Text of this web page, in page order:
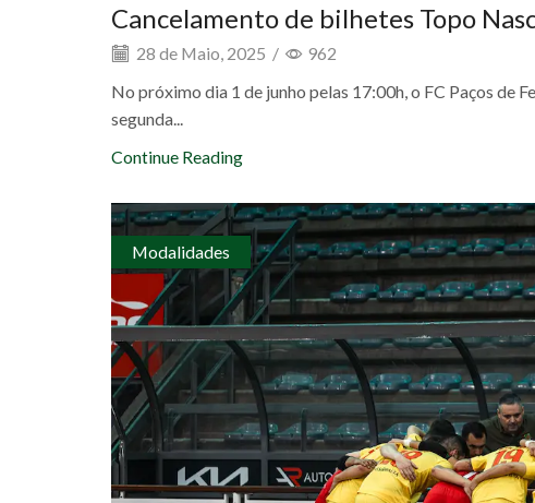
Cancelamento de bilhetes Topo
28 de Maio, 2025 /
962
No próximo dia 1 de junho pelas 17:00h, o FC Paços de
segunda...
Continue Reading
Modalidades